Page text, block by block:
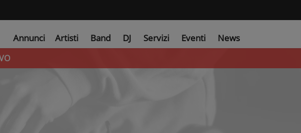
Annunci Artisti Band DJ Servizi Eventi News